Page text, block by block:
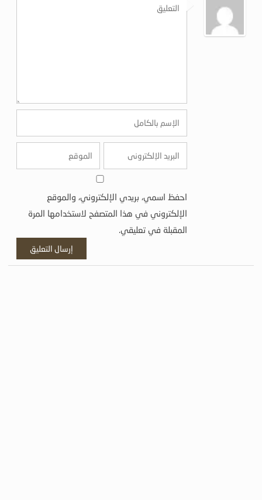
احفظ اسمي، بريدي الإلكتروني، والموقع
الإلكتروني في هذا المتصفح لاستخدامها المرة
المقبلة في تعليقي.